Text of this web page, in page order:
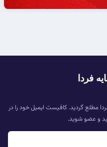
فردا
مطلع گردید. کافیست ایمیل خود را در
و عضو شوید.